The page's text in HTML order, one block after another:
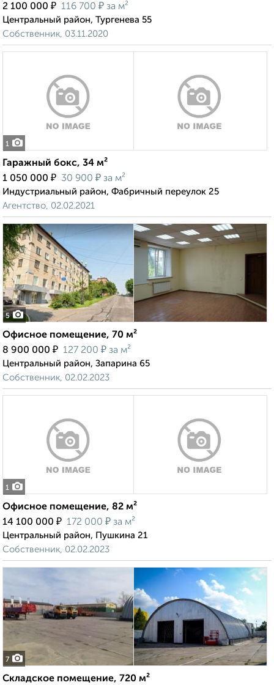
2 100 000 ₽ 116 700 ₽ за м²
Центральный район, Тургенева 55
Собственник, 03.11.2020
1
Гаражный бокс, 34 м²
1 050 000 ₽ 30 900 ₽ за м²
Индустриальный район, Фабричный переулок 25
Агентство, 02.02.2021
5
Офисное помещение, 70 м²
8 900 000 ₽ 127 200 ₽ за м²
Центральный район, Запарина 65
Собственник, 02.02.2023
1
Офисное помещение, 82 м²
14 100 000 ₽ 172 000 ₽ за м²
Центральный район, Пушкина 21
Собственник, 02.02.2023
7
Складское помещение, 720 м²